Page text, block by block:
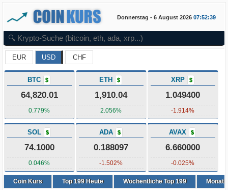
Donnerstag - 6 August 2026 07:52:39
EUR USD CHF
BTC $
64,820.01
0.779%
ETH $
1,910.04
2.056%
XRP $
1.049400
-1.914%
SOL $
74.1000
0.046%
ADA $
0.188097
-1.502%
AVAX $
6.660000
-0.025%
Coin Kurs Top199Heute Wöchentliche Top 199